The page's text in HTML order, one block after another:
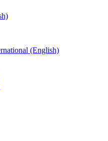
(English)